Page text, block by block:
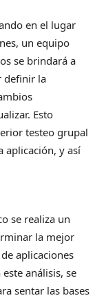
en el lugar
un equipo
se brindará a
definir la
Esto
testeo grupal
aplicación, y así
se realiza un
la mejor
aplicaciones
análisis, se
sentar las bases